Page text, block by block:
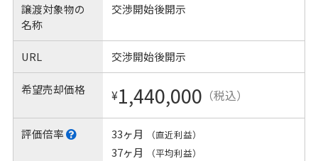
譲渡対象物の
名称
交渉開始後開示
URL 交渉開始後開示
希望売却価格 ¥1,440,000 （税込）
評価倍率 33ヶ月 （直近利益）
37ヶ月 （平均利益）